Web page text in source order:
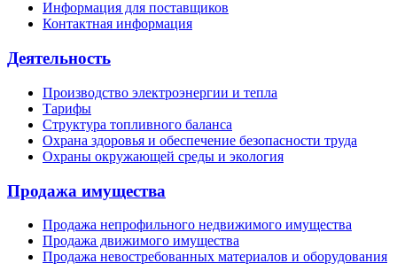
Информация для поставщиков
Контактная информация
Деятельность
Производство электроэнергии и тепла
Тарифы
Структура топливного баланса
Охрана здоровья и обеспечение безопасности труда
Охраны окружающей среды и экология
Продажа имущества
Продажа непрофильного недвижимого имущества
Продажа движимого имущества
Продажа невостребованных материалов и оборудования